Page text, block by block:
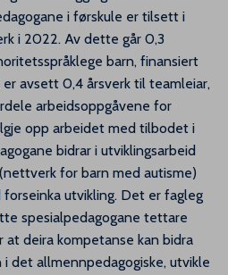
i førskule er tilsett i
i 2022. Av dette går 0,3
barn, finansiert
avsett 0,4 årsverk til teamleiar,
arbeidsoppgåvene for
opp arbeidet med tilbodet i
bidrar i utviklingsarbeid
for barn med autisme)
utvikling. Det er fagleg
spesialpedagogane tettare
deira kompetanse kan bidra
det allmennpedagogiske, utvikle